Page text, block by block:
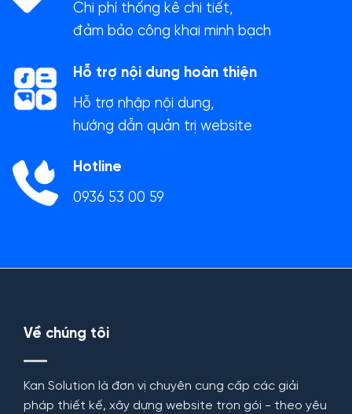
Chi phí thống kê chi tiết,
đảm bảo công khai minh bạch
Hỗ trợ nội dung hoàn thiện
Hỗ trợ nhập nội dung,
hướng dẫn quản trị website
Hotline
0936 53 00 59
Về chúng tôi
Kan Solution là đơn vị chuyên cung cấp các giải
pháp thiết kế, xây dựng website trọn gói - theo yêu